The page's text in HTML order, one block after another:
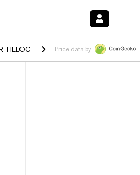
$1.001 -2.70%HYPE $54.51 -
Price data by